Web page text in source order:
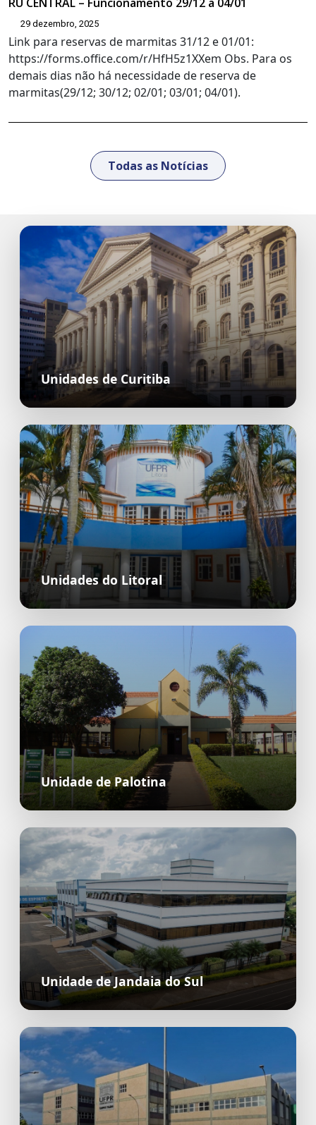
29 dezembro, 2025
Link para reservas de marmitas 31/12 e 01/01:
https://forms.office.com/r/HfH5z1XXem Obs. Para os
demais dias não há necessidade de reserva de
marmitas(29/12; 30/12; 02/01; 03/01; 04/01).
Todas as Notícias
Unidades de Curitiba
Unidades do Litoral
Unidade de Palotina
Unidade de Jandaia do Sul